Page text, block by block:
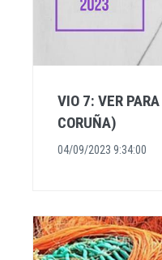
VIO 7: VER
CORUÑA)
04/09/2023 9:34:00